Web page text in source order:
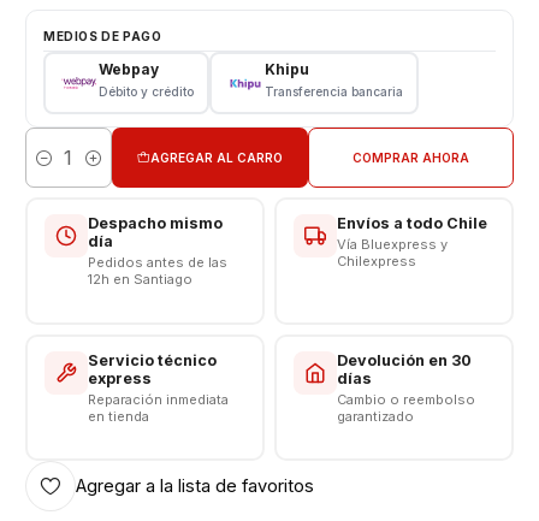
Longitud: 1 metro
Color: Blanco
Salida: C a C
Somos VENTAS ELECTRONICAS
MEDIOS DE PAGO
Webpay
Débito y crédito
Khipu
Transferencia bancaria
Cantidad
AGREGAR AL CARRO COMPRAR AHORA
Despacho mismo
día
Pedidos antes de las
12h en Santiago
Envíos a todo Chile
Vía Bluexpress y
Chilexpress
Servicio técnico
express
Reparación inmediata
en tienda
Devolución en 30
días
Cambio o reembolso
garantizado
Agregar a la lista de favoritos